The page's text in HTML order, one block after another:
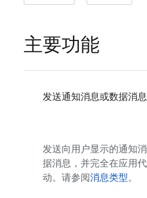
主要功能
发送通知消息或数据消息
发送向用户显示的通知
据消息，并完全在应用
动。请参阅消息类型。